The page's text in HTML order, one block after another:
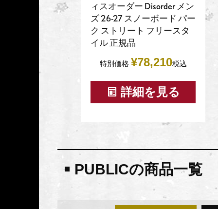
ィスオーダー Disorder メン
ズ 26-27 スノーボード パー
ク ストリート フリースタ
イル 正規品
特別価格 ¥78,210税込
詳細を見る
PUBLICの商品一覧